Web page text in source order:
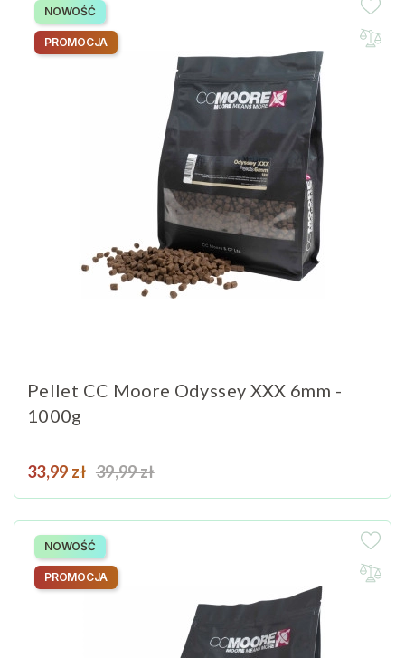
Pellet CC Moore Odyssey XXX 6mm -
1000g
Cena
33,99 zł Cena podstawowa
39,99 zł
NOWOŚĆ
PROMOCJA
NOWOŚĆ
PROMOCJA